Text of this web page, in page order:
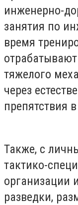
инженерно-
занятия по
время
тяжелого
через
препятствия
Также, с
тактико-
организации
разведки,